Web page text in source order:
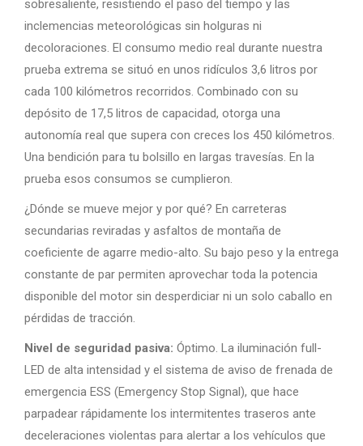
sobresaliente, resistiendo el paso del tiempo y las
inclemencias meteorológicas sin holguras ni
decoloraciones. El consumo medio real durante nuestra
prueba extrema se situó en unos ridículos 3,6 litros por
cada 100 kilómetros recorridos. Combinado con su
depósito de 17,5 litros de capacidad, otorga una
autonomía real que supera con creces los 450 kilómetros.
Una bendición para tu bolsillo en largas travesías. En la
prueba esos consumos se cumplieron.
¿Dónde se mueve mejor y por qué? En carreteras
secundarias reviradas y asfaltos de montaña de
coeficiente de agarre medio-alto. Su bajo peso y la entrega
constante de par permiten aprovechar toda la potencia
disponible del motor sin desperdiciar ni un solo caballo en
pérdidas de tracción.
Nivel de seguridad pasiva: Óptimo. La iluminación full-
LED de alta intensidad y el sistema de aviso de frenada de
emergencia ESS (Emergency Stop Signal), que hace
parpadear rápidamente los intermitentes traseros ante
deceleraciones violentas para alertar a los vehículos que